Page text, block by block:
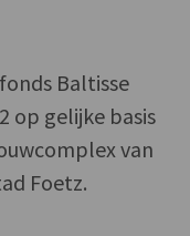
Baltisse
op gelijke basis
van
Foetz.